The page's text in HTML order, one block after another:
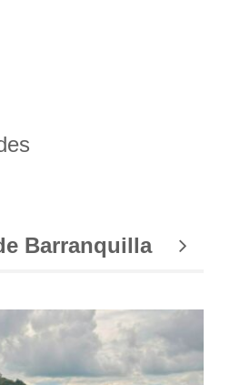
Barranquilla